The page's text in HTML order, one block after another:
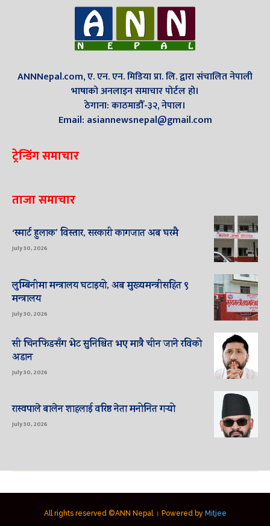
ANNNepal.com, ए. एन. एन. मिडिया प्रा. लि. द्वारा संचालित नेपाली
भाषाको अनलाइन समाचार पोर्टल हो।
ठेगाना: काठमाडौँ-३२, नेपाल।
Email: asiannewsnepal@gmail.com
ट्रेन्डिंग समाचार
ताजा समाचार
‘स्मार्ट हुलाक’ विस्तार, सरकारी कागजात अब घरमै
July 30, 2026
लुम्बिनीमा मन्त्रालय घटाइयो, अब मुख्यमन्त्रीसहित ९
मन्त्रालय
July 30, 2026
सी चिनफिङसँग भेट सुनिश्चित भए मात्रै चीन जाने रविको
अडान
July 30, 2026
रास्वपाले बालेन शाहलाई वरिष्ठ नेता मनोनित गर्‍यो
July 30, 2026
All rights reserved ©ANN Nepal । Powered by Mitjee